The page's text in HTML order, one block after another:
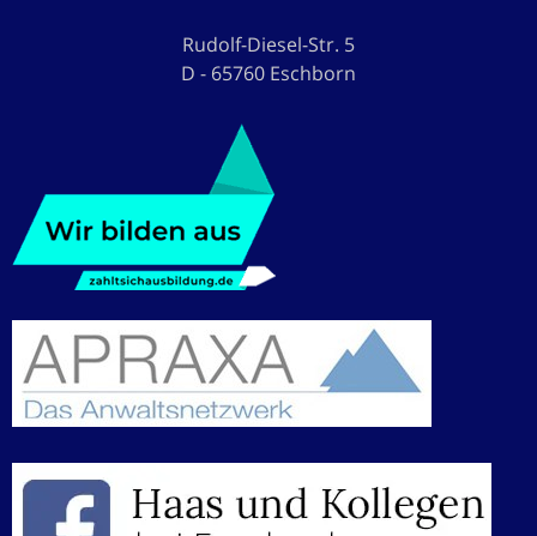
Rudolf-Diesel-Str. 5
D - 65760 Eschborn